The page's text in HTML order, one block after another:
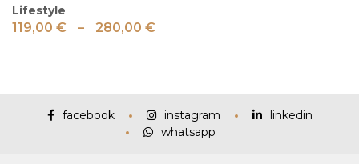
Lifestyle
119,00 € – 280,00 €
facebook instagram
linkedin
whatsapp